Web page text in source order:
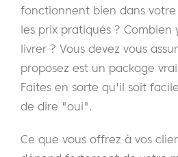
fonctionnent bien dans
les prix pratiqués ?
livrer ? Vous devez vous
proposez est un package
Faites en sorte qu'il soit
de dire "oui".
Ce que vous offrez à vos